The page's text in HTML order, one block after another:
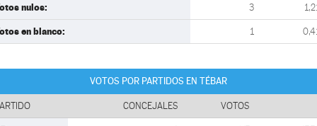
nulos: 3
en blanco: 1
VOTOS POR PARTIDOS EN TÉBAR
CONCEJALES VOTOS